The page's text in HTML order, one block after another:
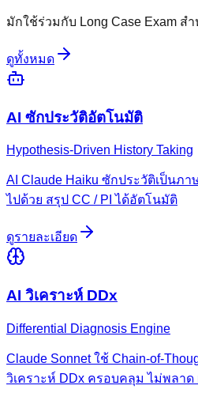
มักใช้ร่วมกับ Long Case Exam ส
ดูทั้งหมด
AI ซักประวัติอัตโนมัติ
Hypothesis-Driven History Taking
AI Claude Haiku ซักประวัติเป็นภา
ไปด้วย สรุป CC / PI ได้อัตโนมัติ
ดูรายละเอียด
AI วิเคราะห์ DDx
Differential Diagnosis Engine
Claude Sonnet ใช้ Chain-of-
วิเคราะห์ DDx ครอบคลุม ไม่พลาด